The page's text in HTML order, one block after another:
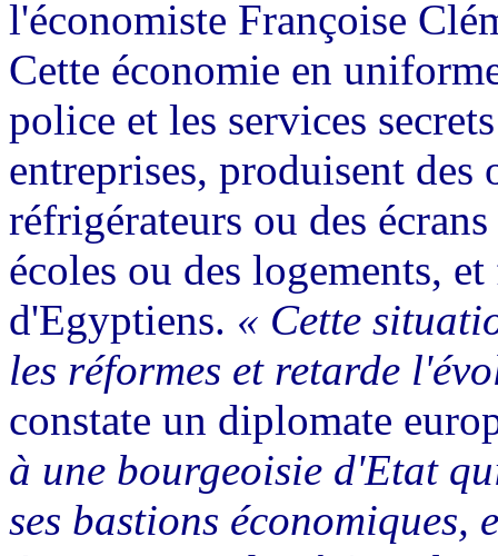
l'économiste Françoise
Cette économie en
police et les services
entreprises, produisent
réfrigérateurs ou des
écoles ou des logements,
d'Egyptiens. « Cette
les réformes et retarde
constate un diplomate
à une bourgeoisie d'Etat
ses bastions